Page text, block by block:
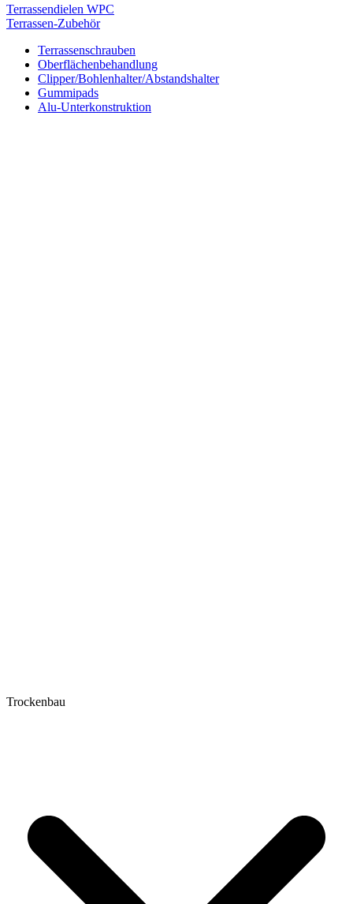
Terrassendielen WPC
Terrassen-Zubehör
Terrassenschrauben
Oberflächenbehandlung
Clipper/Bohlenhalter/Abstandshalter
Gummipads
Alu-Unterkonstruktion
Trockenbau